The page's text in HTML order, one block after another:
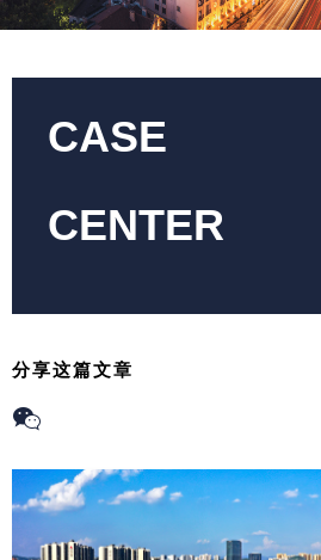
数据中心
CASE
CENTER
分享这篇文章